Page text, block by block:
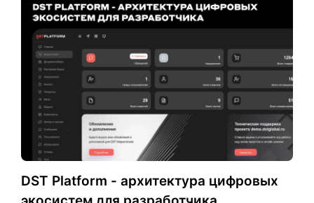
DST Platform - архитектура цифровых